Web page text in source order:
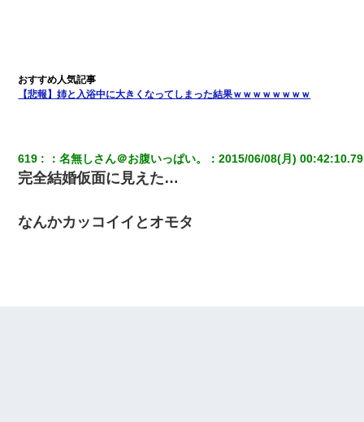
【悲報】姉と入浴中に大きくなってしまった結果ｗｗｗｗｗｗｗｗ
619 ：名無しさん＠お腹いっぱい。 ：2015/06/08(月)
完全結婚仮面に見えた…
なんかカッコイイとオモタ